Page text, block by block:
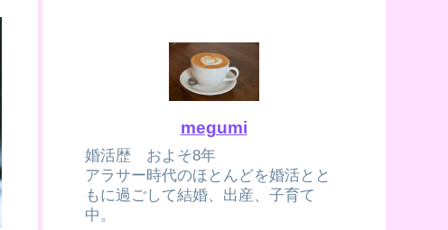
megumi
婚活歴 およそ8年
アラサー時代のほとんどを婚活とと
もに過ごして結婚、出産、子育て
中。